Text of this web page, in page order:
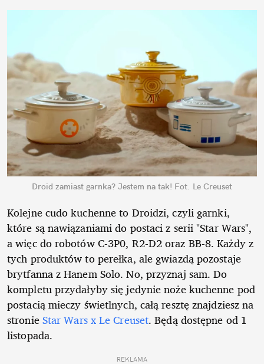
Droid zamiast garnka? Jestem na tak! Fot. Le Creuset
Kolejne cudo kuchenne to Droidzi, czyli garnki,
które są nawiązaniami do postaci z serii "Star Wars",
a więc do robotów C-3P0, R2-D2 oraz BB-8. Każdy z
tych produktów to perełka, ale gwiazdą pozostaje
brytfanna z Hanem Solo. No, przyznaj sam. Do
kompletu przydałyby się jedynie noże kuchenne pod
postacią mieczy świetlnych, całą resztę znajdziesz na
stronieStar Wars x Le Creuset. Będą dostępne od 1
listopada.
REKLAMA